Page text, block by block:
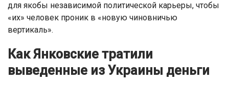
для якобы независимой политической карьеры, чтобы
«их» человек проник в «новую чиновничью
вертикаль».
Как Янковские тратили
выведенные из Украины деньги